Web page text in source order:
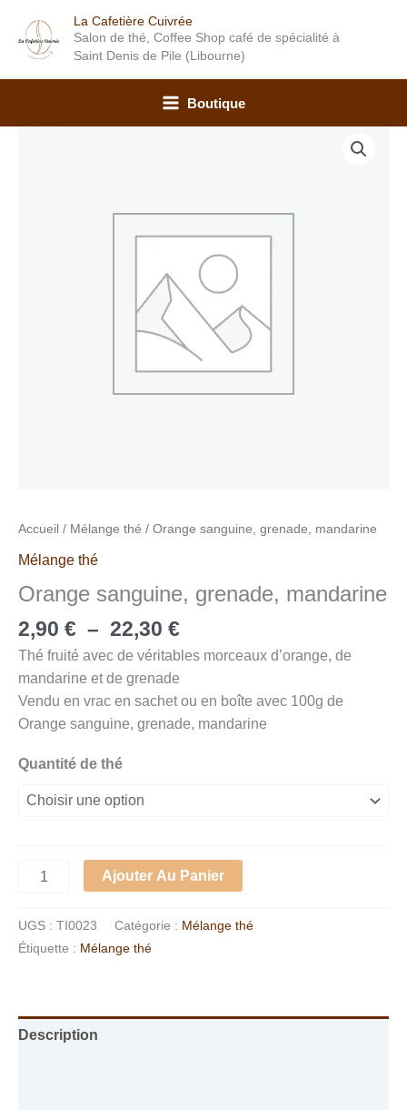
contenu
La Cafetière Cuivrée
Salon de thé, Coffee Shop café de spécialité à
Saint Denis de Pile (Libourne)
Boutique
Accueil / Mélange thé / Orange sanguine, grenade, mandarine
Mélange thé
Orange sanguine, grenade, mandarine
2,90 € – 22,30 €
Plage
à
22,30 €
Thé fruité avec de véritables morceaux d’orange, de
mandarine et de grenade
Vendu en vrac en sachet ou en boîte avec 100g de
Orange sanguine, grenade, mandarine
Quantité de thé
quantité
Ajouter Au Panier
UGS : TI0023 Catégorie : Mélange thé
Étiquette : Mélange thé
Description